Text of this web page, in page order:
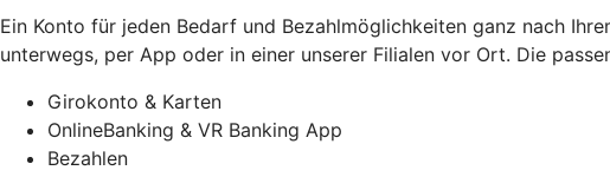
Ein Konto für jeden Bedarf und Bezahlmöglichkeiten ganz nach
unterwegs, per App oder in einer unserer Filialen vor Ort. Die
Girokonto & Karten
OnlineBanking & VR Banking App
Bezahlen